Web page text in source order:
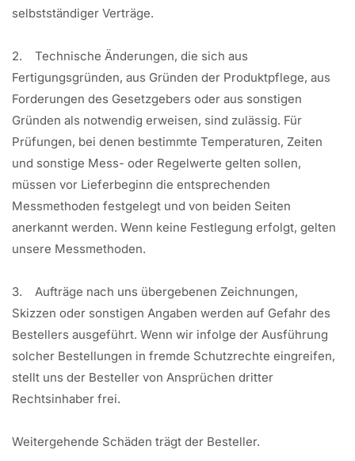
selbstständiger Verträge.
2. Technische Änderungen, die sich aus
Fertigungsgründen, aus Gründen der Produktpflege, aus
Forderungen des Gesetzgebers oder aus sonstigen
Gründen als notwendig erweisen, sind zulässig. Für
Prüfungen, bei denen bestimmte Temperaturen, Zeiten
und sonstige Mess- oder Regelwerte gelten sollen,
müssen vor Lieferbeginn die entsprechenden
Messmethoden festgelegt und von beiden Seiten
anerkannt werden. Wenn keine Festlegung erfolgt, gelten
unsere Messmethoden.
3. Aufträge nach uns übergebenen Zeichnungen,
Skizzen oder sonstigen Angaben werden auf Gefahr des
Bestellers ausgeführt. Wenn wir infolge der Ausführung
solcher Bestellungen in fremde Schutzrechte eingreifen,
stellt uns der Besteller von Ansprüchen dritter
Rechtsinhaber frei.
Weitergehende Schäden trägt der Besteller.